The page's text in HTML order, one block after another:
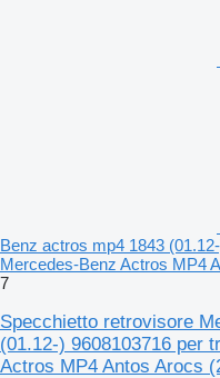
Benz actros mp4 1843
Mercedes-Benz Actros MP4
7
Specchietto retrovisore
(01.12-) 9608103716 per
Actros MP4 Antos Arocs